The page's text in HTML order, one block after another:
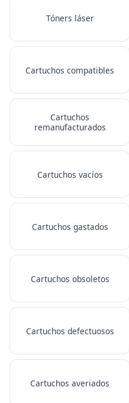
Tóners láser
Cartuchos compatibles
Cartuchos
remanufacturados
Cartuchos vacíos
Cartuchos gastados
Cartuchos obsoletos
Cartuchos defectuosos
Cartuchos averiados